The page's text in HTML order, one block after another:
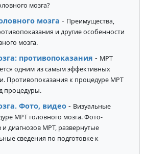
мозга?
мозга - Преимущества,
и другие особенности
мозга.
противопоказания - МРТ
одним из самым эффективных
Противопоказания к процедуре МРТ
процедуры.
Фото, видео - Визуальные
МРТ головного мозга. Фото-
диагнозов МРТ, развернутые
сведения по подготовке к